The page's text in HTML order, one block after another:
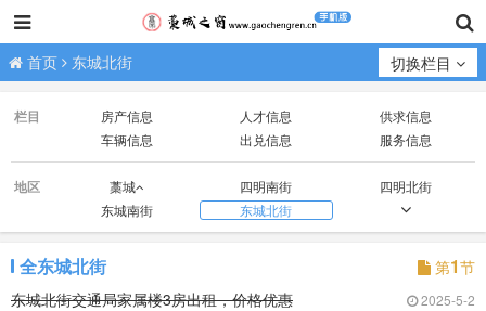
首页 东城北街 切换栏目
栏目 房产信息 人才信息
供求信息
车辆信息
出兑信息 服务信息
地区 藁城 四明南街
四明北街
东城南街
东城北街
昌盛南街
昌盛北街
西城街
廉东大街
全东城北街 第1节
东城北街交通局家属楼3房出租，价格优惠
2025-5-2